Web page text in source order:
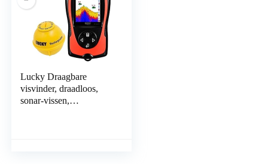
Lucky Draagbare
visvinder, draadloos,
sonar-vissen,